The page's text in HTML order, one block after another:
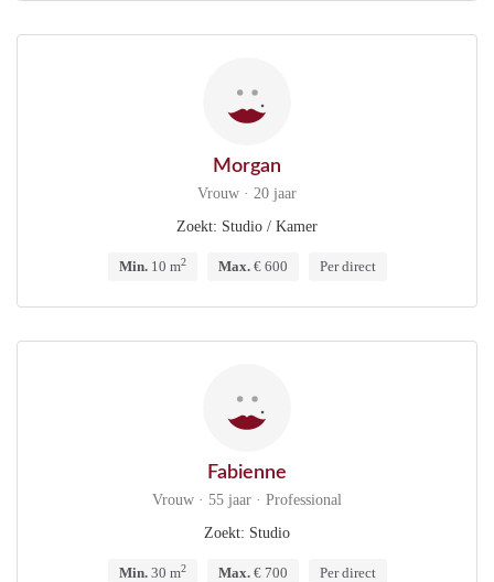
Morgan
Vrouw · 20 jaar
Zoekt: Studio / Kamer
Min.10 m2 Max.€ 600 Per direct
Fabienne
Vrouw · 55 jaar · Professional
Zoekt: Studio
Min.30 m2 Max.€ 700 Per direct